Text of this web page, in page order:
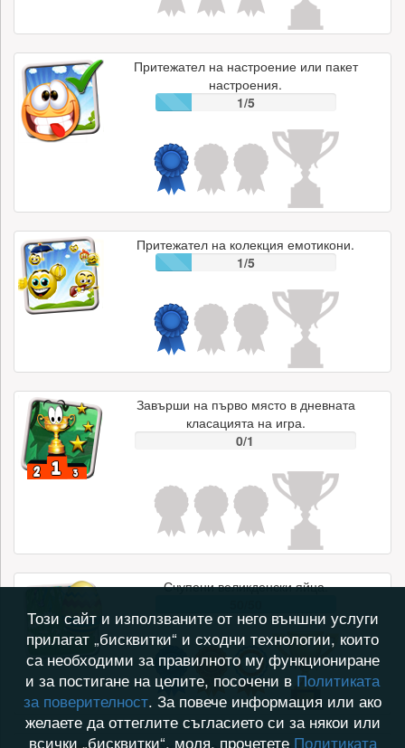
Притежател на настроение или пакет
настроения.
1/5
Притежател на колекция емотикони.
1/5
Завърши на първо място в дневната
класацията на игра.
0/1
Счупени великденски яйца.
Този сайт и използваните от него външни услуги
прилагат „бисквитки“ и сходни технологии, които
са необходими за правилното му функциониране
и за постигане на целите, посочени в Политиката
за поверителност. За повече информация или ако
желаете да оттеглите съгласието си за някои или
всички „бисквитки“, моля, прочетете Политиката